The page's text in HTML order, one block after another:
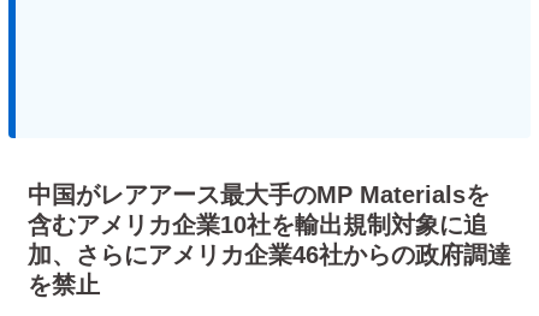
中国がレアアース最大手のMP Materialsを
含むアメリカ企業10社を輸出規制対象に追
加、さらにアメリカ企業46社からの政府調達
を禁止